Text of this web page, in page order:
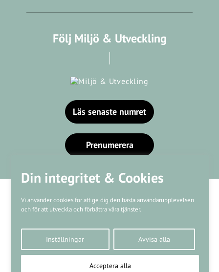
Din integritet & Cookies
Vi använder cookies för att ge dig den bästa användarupplevelsen
och för att utveckla och förbättra våra tjänster.
Inställningar Avvisa alla
Acceptera alla
Följ Miljö & Utveckling
Läs senaste numret
Prenumerera
Kundtjänst